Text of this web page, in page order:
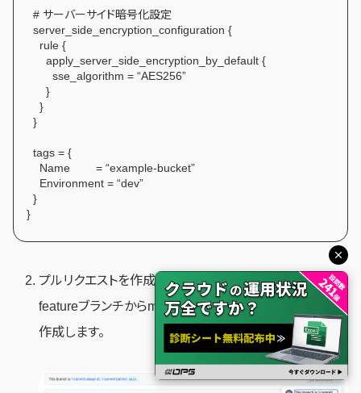
# サーバーサイド暗号化設定
server_side_encryption_configuration {
rule {
apply_server_side_encryption_by_default {
sse_algorithm = “AES256”
}
}
}
tags = {
Name = “example-bucket”
Environment = “dev”
}
}
プルリクエストを作成
featureブランチからmainブランチへのプルリクエストを
作成します。